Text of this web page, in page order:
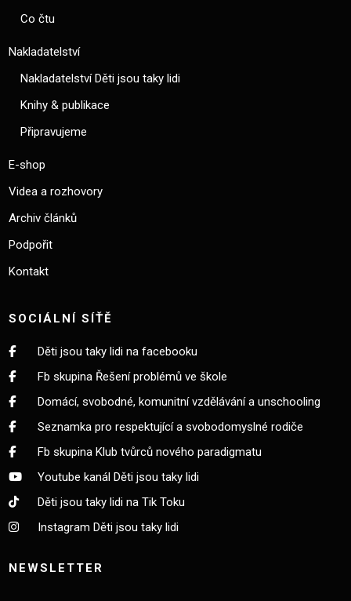
Co čtu
Nakladatelství
Nakladatelství Děti jsou taky lidi
Knihy & publikace
Připravujeme
E-shop
Videa a rozhovory
Archiv článků
Podpořit
Kontakt
SOCIÁLNÍ SÍŤĚ
Děti jsou taky lidi na facebooku
Fb skupina Řešení problémů ve škole
Domácí, svobodné, komunitní vzdělávání a unschooling
Seznamka pro respektující a svobodomyslné rodiče
Fb skupina Klub tvůrců nového paradigmatu
Youtube kanál Děti jsou taky lidi
Děti jsou taky lidi na Tik Toku
Instagram Děti jsou taky lidi
NEWSLETTER